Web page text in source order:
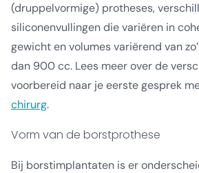
(druppelvormige) protheses,
siliconenvullingen die variëren in
gewicht en volumes variërend van
dan 900 cc. Lees meer over de
voorbereid naar je eerste gesprek
chirurg.
Vorm van de borstprothese
Bij borstimplantaten is er